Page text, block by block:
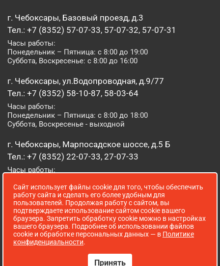
г. Чебоксары, Базовый проезд, д.3
Тел.: +7 (8352) 57-07-33, 57-07-32, 57-07-31
Часы работы:
Понедельник – Пятница: с 8:00 до 19:00
Суббота, Воскресенье: с 8:00 до 16:00
г. Чебоксары, ул.Водопроводная, д.9/77
Тел.: +7 (8352) 58-10-87, 58-03-64
Часы работы:
Понедельник – Пятница: с 8:00 до 18:00
Суббота, Воскресенье - выходной
г. Чебоксары, Марпосадское шоссе, д.5 Б
Тел.: +7 (8352) 22-07-33, 27-07-33
Часы работы:
Суббота, Воскресенье: с 8:00 до 16:00
г. Йошкар-Ола, ул. Луначарского, д. 52 А
Тел.: (8362) 41-07-31
Часы работы:
Понедельник – Пятница: с 8:00 до 18:00
Сайт использует файлы cookie для того, чтобы обеспечить
работу сайта и сделать его более удобным для
пользователей. Продолжая работу с сайтом, вы
подтверждаете использование сайтом cookie вашего
браузера. Запретить обработку cookie можно в настройках
вашего браузера. Подробнее об использовании файлов
cookie и обработке персональных данных — в Политике
конфиденциальности.
Принять